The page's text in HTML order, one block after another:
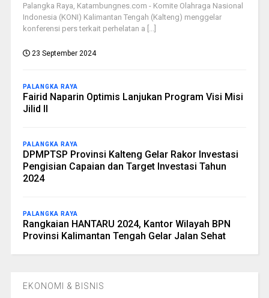
Palangka Raya, Katambungnes.com - Komite Olahraga Nasional
Indonesia (KONI) Kalimantan Tengah (Kalteng) menggelar
konferensi pers terkait perhelatan a [...]
23 September 2024
PALANGKA RAYA
Fairid Naparin Optimis Lanjukan Program Visi Misi
Jilid II
PALANGKA RAYA
DPMPTSP Provinsi Kalteng Gelar Rakor Investasi
Pengisian Capaian dan Target Investasi Tahun
2024
PALANGKA RAYA
Rangkaian HANTARU 2024, Kantor Wilayah BPN
Provinsi Kalimantan Tengah Gelar Jalan Sehat
EKONOMI & BISNIS